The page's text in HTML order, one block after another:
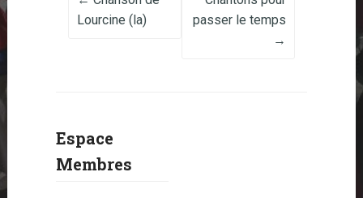
Lourcine (la)
passer le temps
→
Espace
Membres